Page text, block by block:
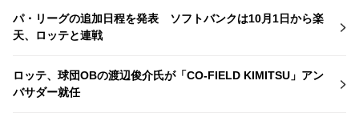
パ・リーグの追加日程を発表 ソフトバンクは10月1日から楽
天、ロッテと連戦
ロッテ、球団OBの渡辺俊介氏が「CO-FIELD KIMITSU」アン
バサダー就任